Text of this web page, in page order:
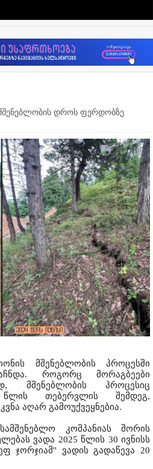
მშენებლობის დროს ფერდობზე
მშენებლობის პროცესში
როგორც მორაგბეები
მშენებლობის პროცესიც
თებერვლის შემდეგ,
აღარ გამოუქვეყნებია.
კომპანიას შორის
ვადა 2025 წლის 30 ივნისს
ჯორჯიამ'' ვადის გადაწევა 20